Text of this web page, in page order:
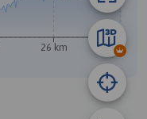
26 km 35 km